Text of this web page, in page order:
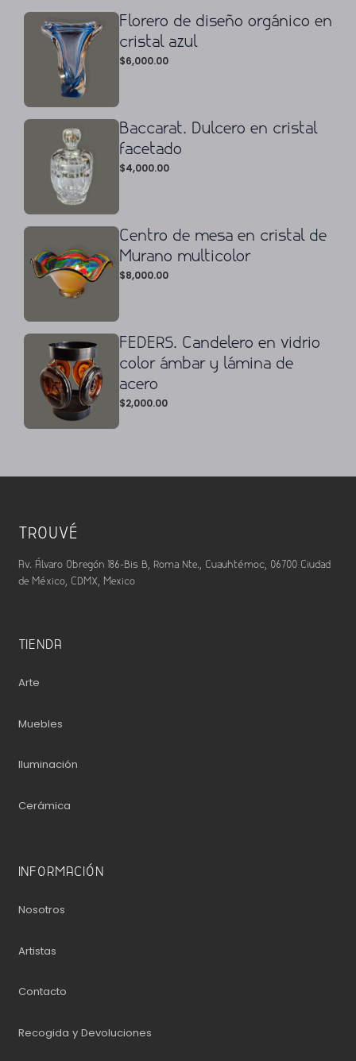
Florero de diseño orgánico en
cristal azul
$6,000.00
Baccarat. Dulcero en cristal
facetado
$4,000.00
Centro de mesa en cristal de
Murano multicolor
$8,000.00
FEDERS. Candelero en vidrio
color ámbar y lámina de
acero
$2,000.00
TROUVÉ
Av. Álvaro Obregón 186-Bis B, Roma Nte., Cuauhtémoc, 06700 Ciudad
de México, CDMX, Mexico
TIENDA
Arte
Muebles
Iluminación
Cerámica
INFORMACIÓN
Nosotros
Artistas
Contacto
Recogida y Devoluciones